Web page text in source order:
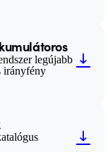
legújabb
irányfény